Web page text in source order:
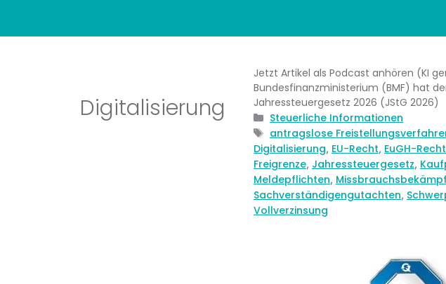
Digitalisierung
Jetzt Artikel als Podcast anhören (KI
Bundesfinanzministerium (BMF) hat
Jahressteuergesetz 2026 (JStG 2026)
Kategorien
Steuerliche Informationen
Schlagwörter
antragslose
Digitalisierung, EU-Recht, EuGH-
Freigrenze, Jahressteuergesetz,
Meldepflichten,
Sachverständigengutachten,
Vollverzinsung